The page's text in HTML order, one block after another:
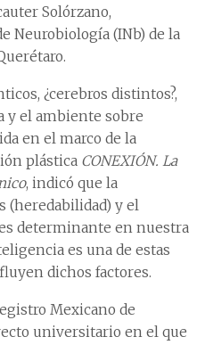
Solórzano,
Neurobiología (INb) de la
¿cerebros distintos?,
y el ambiente sobre
en el marco de la
plástica CONEXIÓN. La
, indicó que la
(heredabilidad) y el
determinante en nuestra
es una de estas
dichos factores.
Mexicano de
universitario en el que